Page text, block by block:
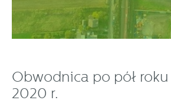
Obwodnica po pół
2020 r.